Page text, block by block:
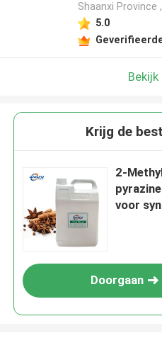
Shaanxi Province
5.0
Krijg de
2-
voor
Doorgaan